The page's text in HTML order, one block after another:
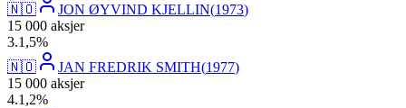
🇳🇴
JON ØYVIND KJELLIN(1973)
15 000 aksjer
3.1,5%
🇳🇴
JAN FREDRIK SMITH(1977)
15 000 aksjer
4.1,2%